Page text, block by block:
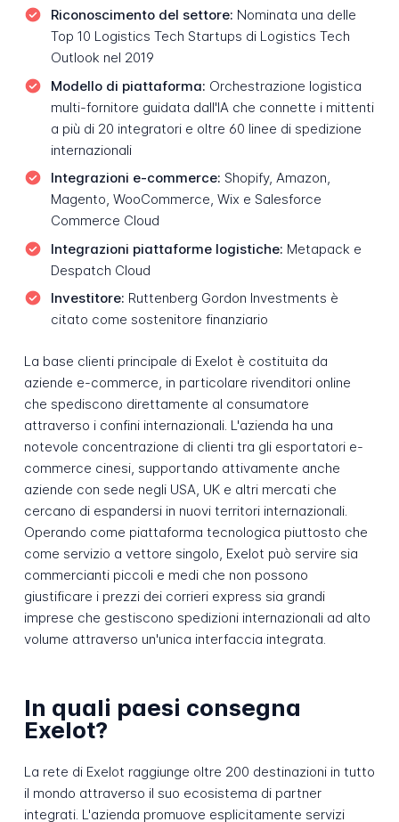
Riconoscimento del settore: Nominata una delle
Top 10 Logistics Tech Startups di Logistics Tech
Outlook nel 2019
Modello di piattaforma: Orchestrazione logistica
multi-fornitore guidata dall'IA che connette i mittenti
a più di 20 integratori e oltre 60 linee di spedizione
internazionali
Integrazioni e-commerce: Shopify, Amazon,
Magento, WooCommerce, Wix e Salesforce
Commerce Cloud
Integrazioni piattaforme logistiche: Metapack e
Despatch Cloud
Investitore: Ruttenberg Gordon Investments è
citato come sostenitore finanziario
La base clienti principale di Exelot è costituita da
aziende e-commerce, in particolare rivenditori online
che spediscono direttamente al consumatore
attraverso i confini internazionali. L'azienda ha una
notevole concentrazione di clienti tra gli esportatori e-
commerce cinesi, supportando attivamente anche
aziende con sede negli USA, UK e altri mercati che
cercano di espandersi in nuovi territori internazionali.
Operando come piattaforma tecnologica piuttosto che
come servizio a vettore singolo, Exelot può servire sia
commercianti piccoli e medi che non possono
giustificare i prezzi dei corrieri express sia grandi
imprese che gestiscono spedizioni internazionali ad alto
volume attraverso un'unica interfaccia integrata.
In quali paesi consegna
Exelot?
La rete di Exelot raggiunge oltre 200 destinazioni in tutto
il mondo attraverso il suo ecosistema di partner
integrati. L'azienda promuove esplicitamente servizi